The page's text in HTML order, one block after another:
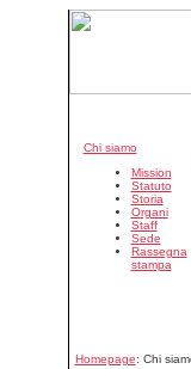
Chi siamo
Mission
Statuto
Storia
Organi
Staff
Sede
Rassegna
stampa
Homepage: Chi